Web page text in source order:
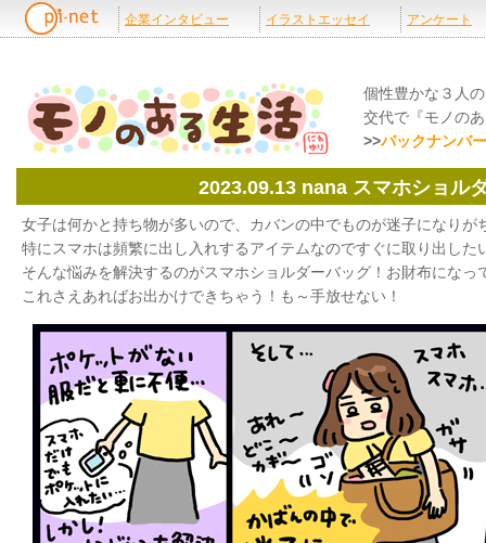
個性豊かな３人
交代で『モノの
>>バックナンバ
2023.09.13 nana スマホショル
女子は何かと持ち物が多いので、カバンの中でものが迷子になりが
特にスマホは頻繁に出し入れするアイテムなのですぐに取り出し
そんな悩みを解決するのがスマホショルダーバッグ！お財布になっ
これさえあればお出かけできちゃう！も～手放せない！